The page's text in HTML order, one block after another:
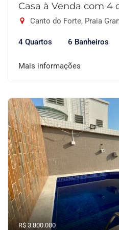
Casa à Venda com 4
Canto do Forte, Praia
4 Quartos 6 Banheiros
Mais informações
R$ 3.800.000